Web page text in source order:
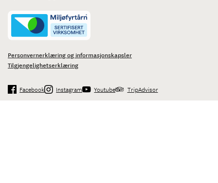
Personvernerklæring og informasjonskapsler
Tilgjengelighetserklæring
Facebook Instagram Youtube TripAdvisor